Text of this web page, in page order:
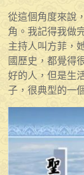
從這個角度來說
角。我記得我做
主持人叫方菲，
國歷史，都覺得
好的人，但是生
子，很典型的一